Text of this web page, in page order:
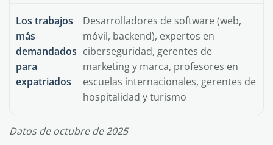
Los trabajos
más
demandados
para
expatriados
Desarrolladores de software (web,
móvil, backend), expertos en
ciberseguridad, gerentes de
marketing y marca, profesores en
escuelas internacionales, gerentes de
hospitalidad y turismo
Datos de octubre de 2025